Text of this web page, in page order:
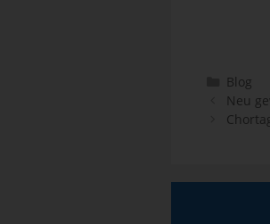
Blog
Neu